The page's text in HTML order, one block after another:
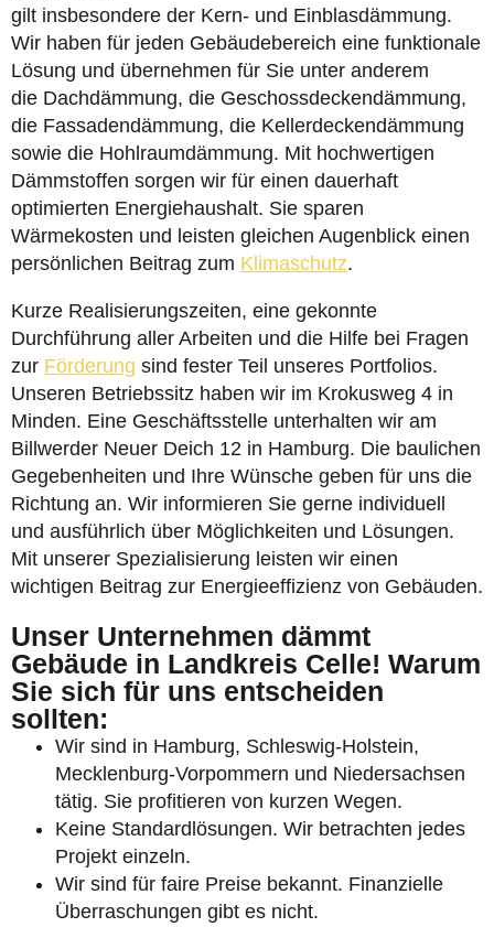
gilt insbesondere der Kern- und Einblasdämmung.
Wir haben für jeden Gebäudebereich eine funktionale
Lösung und übernehmen für Sie unter anderem
die Dachdämmung, die Geschossdeckendämmung,
die Fassadendämmung, die Kellerdeckendämmung
sowie die Hohlraumdämmung. Mit hochwertigen
Dämmstoffen sorgen wir für einen dauerhaft
optimierten Energiehaushalt. Sie sparen
Wärmekosten und leisten gleichen Augenblick einen
persönlichen Beitrag zum Klimaschutz.
Kurze Realisierungszeiten, eine gekonnte
Durchführung aller Arbeiten und die Hilfe bei Fragen
zur Förderung sind fester Teil unseres Portfolios.
Unseren Betriebssitz haben wir im Krokusweg 4 in
Minden. Eine Geschäftsstelle unterhalten wir am
Billwerder Neuer Deich 12 in Hamburg. Die baulichen
Gegebenheiten und Ihre Wünsche geben für uns die
Richtung an. Wir informieren Sie gerne individuell
und ausführlich über Möglichkeiten und Lösungen.
Mit unserer Spezialisierung leisten wir einen
wichtigen Beitrag zur Energieeffizienz von Gebäuden.
Unser Unternehmen dämmt
Gebäude in Landkreis Celle! Warum
Sie sich für uns entscheiden
sollten:
Wir sind in Hamburg, Schleswig-Holstein,
Mecklenburg-Vorpommern und Niedersachsen
tätig. Sie profitieren von kurzen Wegen.
Keine Standardlösungen. Wir betrachten jedes
Projekt einzeln.
Wir sind für faire Preise bekannt. Finanzielle
Überraschungen gibt es nicht.